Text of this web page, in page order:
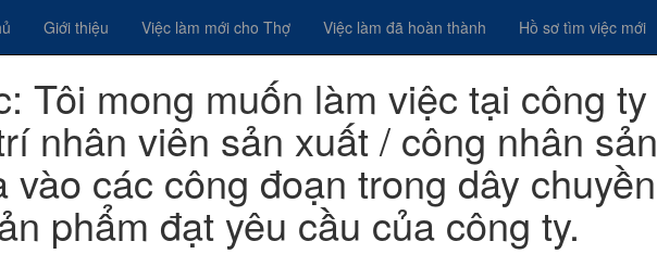
Giới thiệu Việc làm mới cho Thợ Việc làm đã hoàn thành Hồ sơ tìm việc mới
Tôi mong muốn làm việc tại công ty
nhân viên sản xuất / công nhân sản
vào các công đoạn trong dây chuyền
phẩm đạt yêu cầu của công ty.